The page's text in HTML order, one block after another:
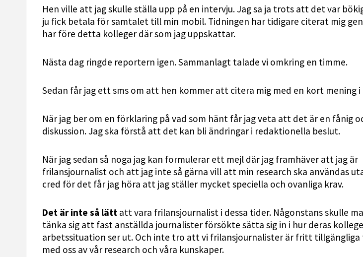
Hen ville att jag skulle ställa upp på en intervju. Jag sa ja trots att det var
ju fick betala för samtalet till min mobil. Tidningen har tidigare citerat mig
har före detta kolleger där som jag uppskattar.
Nästa dag ringde reportern igen. Sammanlagt talade vi omkring en timme.
Sedan får jag ett sms om att hen kommer att citera mig med en kort mening
När jag ber om en förklaring på vad som hänt får jag veta att det är en fånig
diskussion. Jag ska förstå att det kan bli ändringar i redaktionella beslut.
När jag sedan så noga jag kan formulerar ett mejl där jag framhäver att jag är
frilansjournalist och att jag inte så gärna vill att min research ska användas
cred för det får jag höra att jag ställer mycket speciella och ovanliga krav.
Det är inte så lätt att vara frilansjournalist i dessa tider. Någonstans skulle
tänka sig att fast anställda journalister försökte sätta sig in i hur deras
arbetssituation ser ut. Och inte tro att vi frilansjournalister är fritt
med oss av vår research och våra kunskaper.